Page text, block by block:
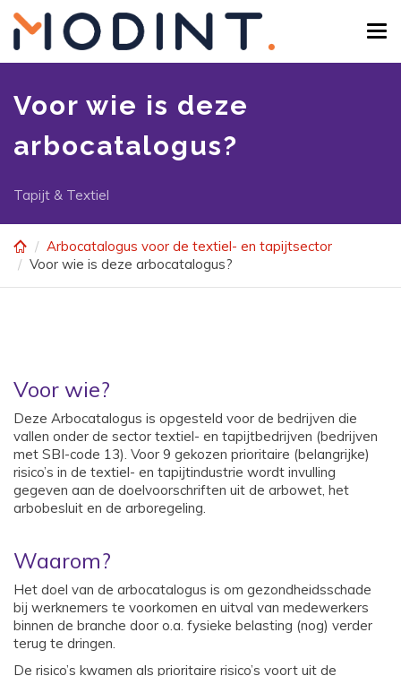
Voor wie is deze
arbocatalogus?
Tapijt & Textiel
Arbocatalogus voor de textiel- en tapijtsector
Voor wie is deze arbocatalogus?
Voor wie?
Deze Arbocatalogus is opgesteld voor de bedrijven die
vallen onder de sector textiel- en tapijtbedrijven (bedrijven
met SBI-code 13). Voor 9 gekozen prioritaire (belangrijke)
risico’s in de textiel- en tapijtindustrie wordt invulling
gegeven aan de doelvoorschriften uit de arbowet, het
arbobesluit en de arboregeling.
Waarom?
Het doel van de arbocatalogus is om gezondheidsschade
bij werknemers te voorkomen en uitval van medewerkers
binnen de branche door o.a. fysieke belasting (nog) verder
terug te dringen.
De risico’s kwamen als prioritaire risico’s voort uit de